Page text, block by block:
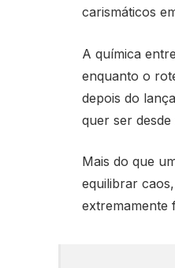
carismáticos
A química
enquanto o
depois do
quer ser
Mais do que
equilibrar
extremamente